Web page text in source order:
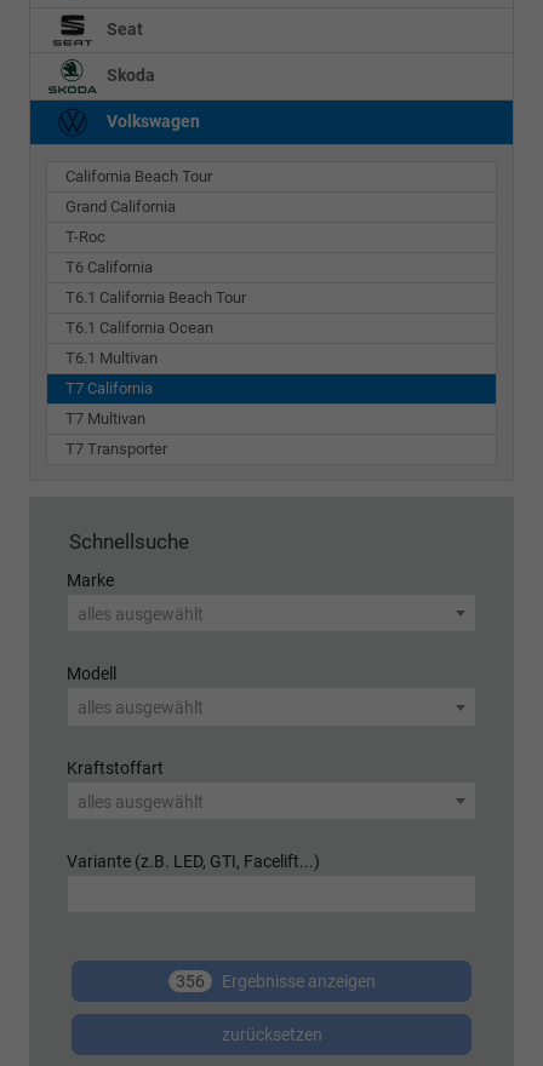
Seat
Skoda
Volkswagen
California Beach Tour
Grand California
T-Roc
T6 California
T6.1 California Beach Tour
T6.1 California Ocean
T6.1 Multivan
T7 California
T7 Multivan
T7 Transporter
Schnellsuche
Marke
alles ausgewählt
Modell
alles ausgewählt
Kraftstoffart
alles ausgewählt
Variante (z.B. LED, GTI, Facelift...)
356 Ergebnisse anzeigen
zurücksetzen